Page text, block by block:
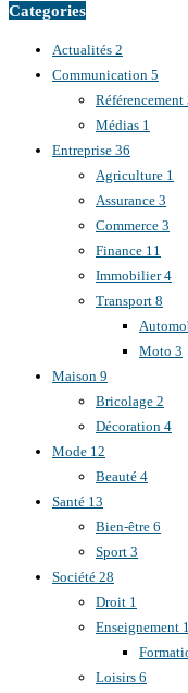
Categories
Actualités 2
Communication 5
Référencement
Médias 1
Entreprise 36
Agriculture 1
Assurance 3
Commerce 3
Finance 11
Immobilier4
Transport 8
Moto 3
Maison 9
Bricolage 2
Décoration 4
Mode 12
Beauté 4
Santé 13
Bien-être 6
Sport 3
Société 28
Droit 1
Enseignement 1
Loisirs 6